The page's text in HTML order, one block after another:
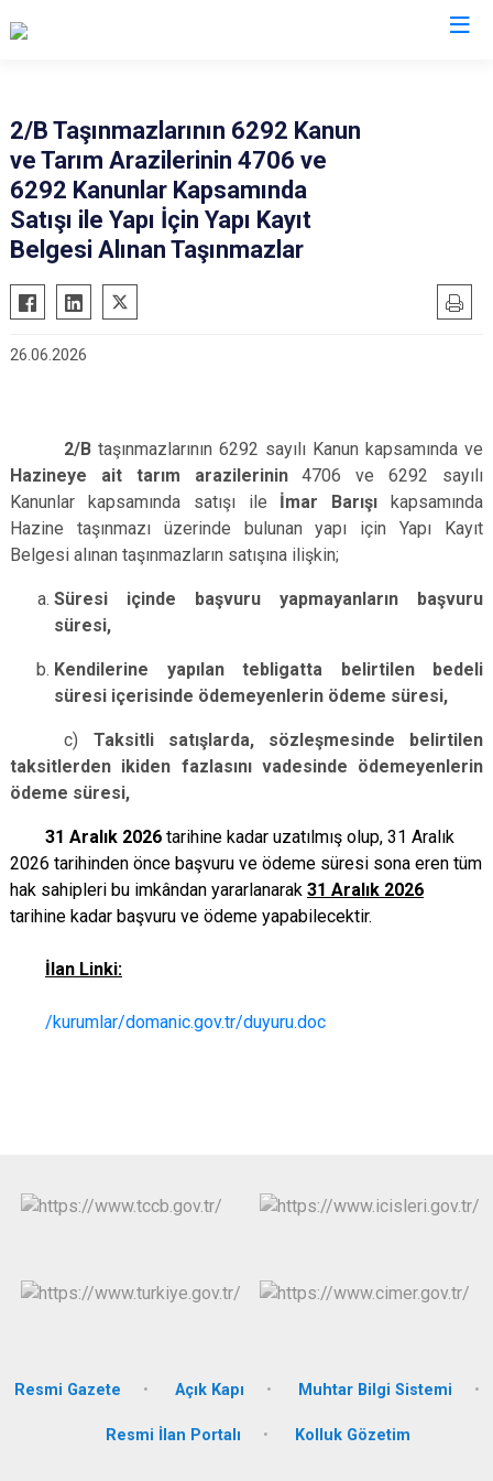
Altıntaş
Aslanapa
Çavdarhisar
Dumlupınar
Emet
Gediz
Hisarcık
Pazarlar
2/B Taşınmazlarının 6292 Kanun
ve Tarım Arazilerinin 4706 ve
6292 Kanunlar Kapsamında
Satışı ile Yapı İçin Yapı Kayıt
Belgesi Alınan Taşınmazlar
26.06.2026
2/B taşınmazlarının 6292 sayılı Kanun kapsamında ve
Hazineye ait tarım arazilerinin4706 ve 6292 sayılı
Kanunlar kapsamında satışı ile İmar Barışı kapsamında
Hazine taşınmazı üzerinde bulunan yapı için Yapı Kayıt
Belgesi alınan taşınmazların satışına ilişkin;
Süresi içinde başvuru yapmayanların başvuru
süresi,
Kendilerine yapılan tebligatta belirtilen bedeli
süresi içerisinde ödemeyenlerin ödeme süresi,
c) Taksitli satışlarda, sözleşmesinde belirtilen
taksitlerden ikiden fazlasını vadesinde ödemeyenlerin
ödeme süresi,
31 Aralık 2026 tarihine kadar uzatılmış olup, 31 Aralık
2026 tarihinden önce başvuru ve ödeme süresi sona eren tüm
hak sahipleri bu imkândan yararlanarak 31 Aralık 2026
tarihine kadar başvuru ve ödeme yapabilecektir.
İlan Linki:
/kurumlar/domanic.gov.tr/duyuru.doc
Resmi Gazete Açık Kapı Muhtar Bilgi Sistemi
Resmi İlan Portalı Kolluk Gözetim